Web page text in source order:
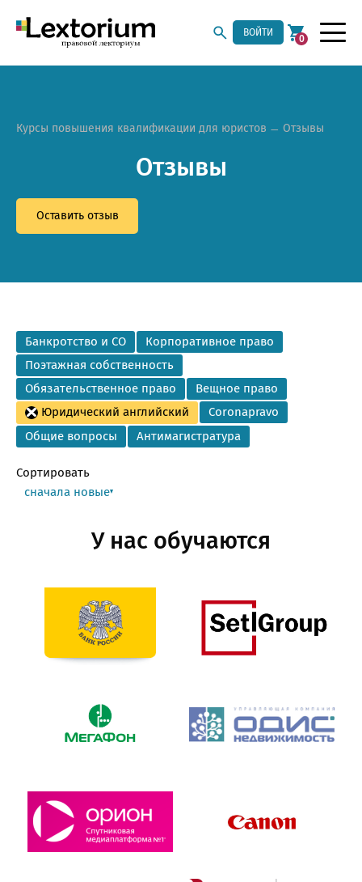
ВОЙТИ
0
Курсы повышения квалификации для юристов Отзывы
Отзывы
Оставить отзыв
Банкротство и СО
Корпоративное право
Поэтажная собственность
Обязательственное право
Вещное право
Юридический английский
Coronapravo
Общие вопросы
Антимагистратура
Сортировать
сначала новые
У нас обучаются